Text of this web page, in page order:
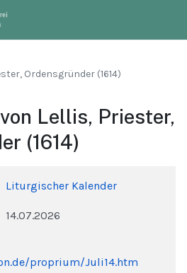
Ordensgründer (1614)
Lellis, Priester,
(1614)
Liturgischer Kalender
14.07.2026
proprium/Juli14.htm